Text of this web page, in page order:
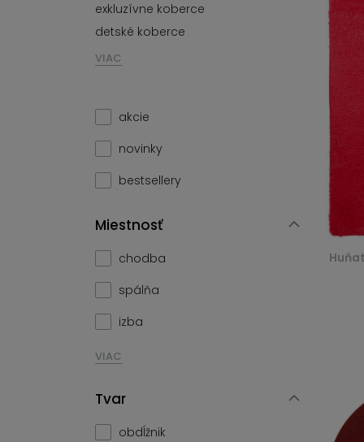
exkluzívne koberce
detské koberce
VIAC
akcie
novinky
bestsellery
Miestnosť
chodba
spálňa
izba
VIAC
Tvar
obdĺžnik